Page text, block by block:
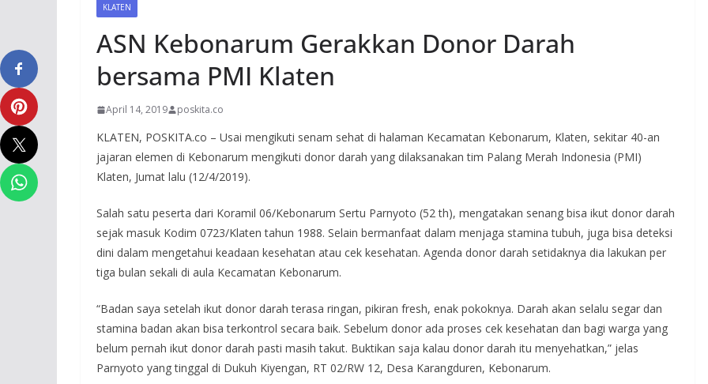
KLATEN
ASN Kebonarum Gerakkan Donor Darah
bersama PMI Klaten
April 14, 2019 poskita.co
KLATEN, POSKITA.co – Usai mengikuti senam sehat di halaman Kecamatan Kebonarum, Klaten, sekitar 40-an
jajaran elemen di Kebonarum mengikuti donor darah yang dilaksanakan tim Palang Merah Indonesia (PMI)
Klaten, Jumat lalu (12/4/2019).
Salah satu peserta dari Koramil 06/Kebonarum Sertu Parnyoto (52 th), mengatakan senang bisa ikut donor darah
sejak masuk Kodim 0723/Klaten tahun 1988. Selain bermanfaat dalam menjaga stamina tubuh, juga bisa deteksi
dini dalam mengetahui keadaan kesehatan atau cek kesehatan. Agenda donor darah setidaknya dia lakukan per
tiga bulan sekali di aula Kecamatan Kebonarum.
“Badan saya setelah ikut donor darah terasa ringan, pikiran fresh, enak pokoknya. Darah akan selalu segar dan
stamina badan akan bisa terkontrol secara baik. Sebelum donor ada proses cek kesehatan dan bagi warga yang
belum pernah ikut donor darah pasti masih takut. Buktikan saja kalau donor darah itu menyehatkan,” jelas
Parnyoto yang tinggal di Dukuh Kiyengan, RT 02/RW 12, Desa Karangduren, Kebonarum.